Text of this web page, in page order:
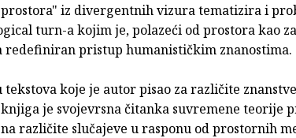
iz divergentnih vizura tematizira i
turn-a kojim je, polazeći od prostora kao
redefiniran pristup humanističkim znanostima.
koje je autor pisao za različite
je svojevrsna čitanka suvremene teorije
različite slučajeve u rasponu od prostornih